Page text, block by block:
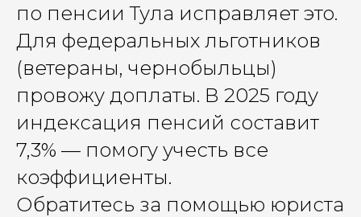
по пенсии Тула исправляет это.
Для федеральных льготников
(ветераны, чернобыльцы)
провожу доплаты. В 2025 году
индексация пенсий составит
7,3% — помогу учесть все
коэффициенты.
Обратитесь за помощью юриста